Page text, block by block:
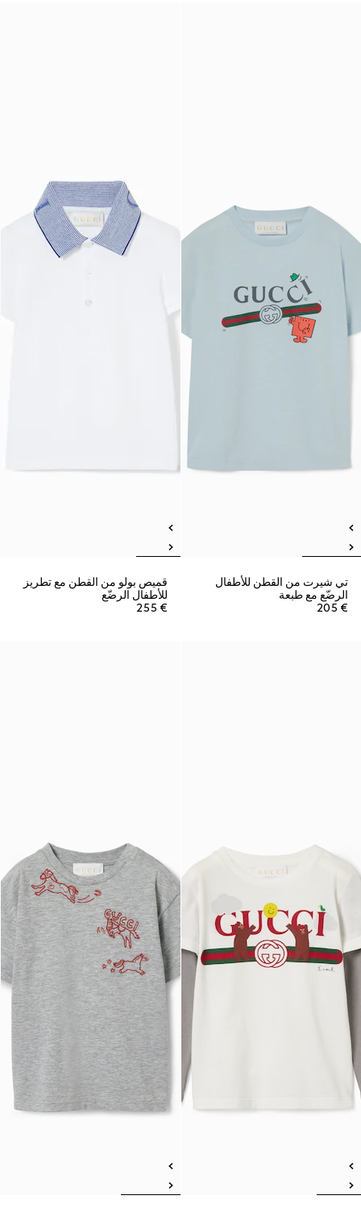
تي شيرت من القطن للأطفال
الرضّع مع طبعة
€ 205
قميص بولو من القطن مع تطريز
للأطفال الرضّع
€ 255